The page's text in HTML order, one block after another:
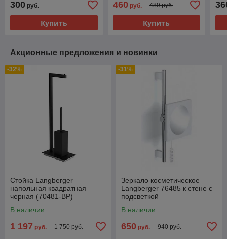
300 руб.
Купить
460 руб. 489 руб.
Купить
Акционные предложения и новинки
-32%
Стойка Langberger
напольная квадратная
черная (70481-BP)
В наличии
1 197 руб. 1 750 руб.
-31%
Зеркало косметическое
Langberger 76485 к стене с
подсветкой
В наличии
650 руб. 940 руб.